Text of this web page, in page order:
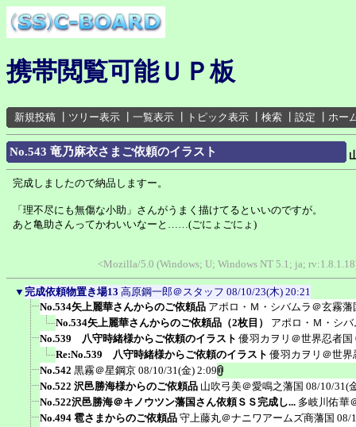
携帯閲覧可能ＵＰ板
新規投稿 ツリー表示 一覧表示 トピック表示 検索 設定 ホー
No.543 竜乃麻衣さまご依頼のイラスト
完成しましたので納品しますー。
「理不尽にも無傷な小助」さんがうまく描けてるといいのですが。
あと亀助さんってかわいいなーと……(ごにょごにょ)
<Mozilla/5.0 (Windows; U; Windows NT 5.1; ja;
▼ 完成依頼物置き場13 高原鋼一郎＠スタッフ 08/10/23(木) 20:21
No.534矢上麗華さんからのご依頼品 アポロ・Ｍ・シバムラ＠玄霧藩
No.534矢上麗華さんからのご依頼品（2枚目）
アポロ・Ｍ・シ
No.539 八守時緒様からご依頼のイラスト 優羽カヲリ＠世界忍者国
Re:No.539 八守時緒様からご依頼のイラスト 優羽カヲリ＠世界
No.542 黒霧＠星鋼京 08/10/31(金) 2:09
No.522 沢邑勝海様からのご依頼品 山吹弓美＠愛鳴之藩国 08/10/31(
No.522沢邑勝海＠キノウツン藩国さん依頼ＳＳ完成し... 多岐川佑華
No.494 雹さまからのご依頼品 守上藤丸＠ナニワアームズ商藩国 08/